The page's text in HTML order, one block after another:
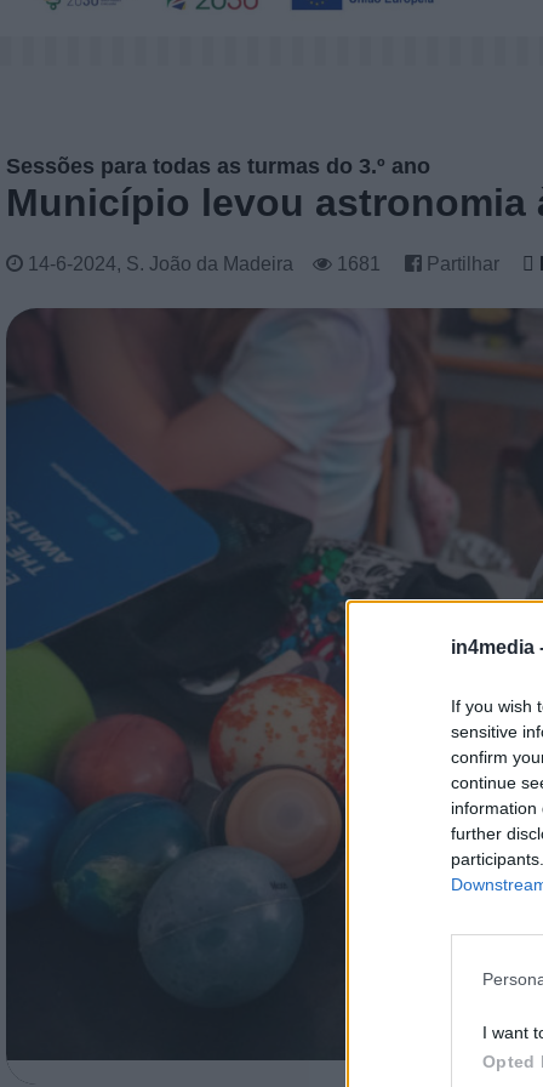
in4media
If you wish
sensitive
confirm
continue
information
further
I want
Opted
Sessões para todas as turmas do 3.º ano
Município levou astronomia
14-6-2024, S. João da Madeira 1681 Partilhar